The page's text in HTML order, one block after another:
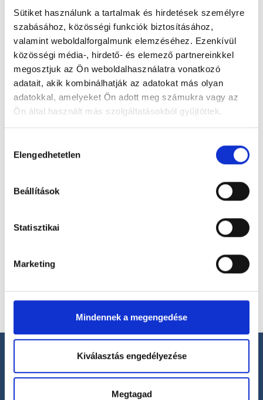
Sütiket használunk a tartalmak és hirdetések személyre
szabásához, közösségi funkciók biztosításához,
valamint weboldalforgalmunk elemzéséhez. Ezenkívül
közösségi média-, hirdető- és elemező partnereinkkel
megosztjuk az Ön weboldalhasználatra vonatkozó
adatait, akik kombinálhatják az adatokat más olyan
adatokkal, amelyeket Ön adott meg számukra vagy az
Ön által használt más szolgáltatásokból gyűjtöttek.
szabályzat:https://foglaljorvost.hu/info/foglaljorvost-
kiválasztása
Elengedhetetlen
Beállítások
Statisztikai
Marketing
Mindennek a megengedése
Kiválasztás engedélyezése
Megtagad
Ambrózia Pesterzsébeti Akácfa Gondozóház Szolgáltató
1204 Budapest, Akácfa u. 39.
Foglalj időpontot megbízható
magánorvosokhoz most!
Válassz szakterületet
Válassz helyszínt